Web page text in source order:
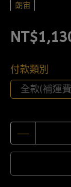
朗宙
付款類別
全款(補運